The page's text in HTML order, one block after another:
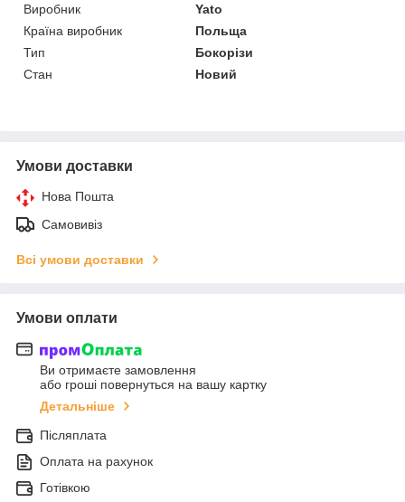
Виробник
Yato
Країна виробник
Польща
Тип
Бокорізи
Стан
Новий
Умови доставки
Нова Пошта
Самовивіз
Всі умови доставки
Умови оплати
Ви отримаєте замовлення
або гроші повернуться на вашу картку
Детальніше
Післяплата
Оплата на рахунок
Готівкою